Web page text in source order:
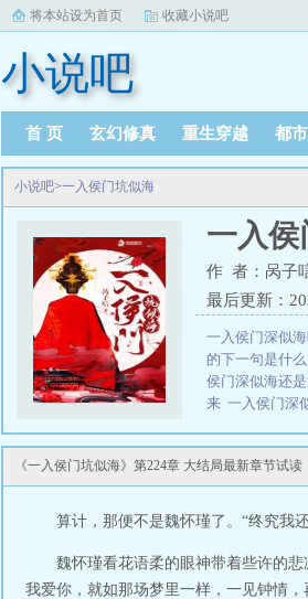
将本站设为首页 收藏小说吧
小说吧
首 页 玄幻修真 重生穿越 都
小说吧>一入侯门坑似海
一入侯
作 者：呙子
最后更新：
一入侯门深似
的下一句是什么
侯门深似海还
来 一入侯门深
故一入侯门深
句一入侯门深
门深似海全文
么
虽然她不
无盐，瘦的跟
《一入侯门坑似海》第224章 大结局最新章节试读
算计，那便不是魏怀瑾了。“终究我
魏怀瑾看花语柔的眼神带着些许的
我爱你，就如那场梦里一样，一见钟情，